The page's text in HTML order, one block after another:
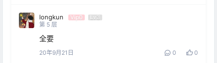
longkun Vip0
Lv3
第 5 层
全要
20年9月21日 0 0